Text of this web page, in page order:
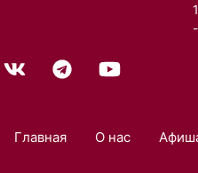
Главная О нас